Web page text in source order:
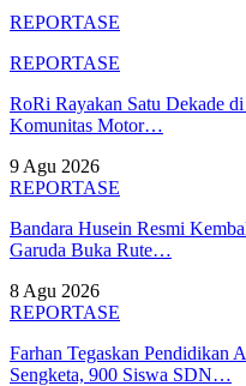
REPORTASE
REPORTASE
RoRi Rayakan Satu Dekade
Komunitas Motor…
9 Agu 2026
REPORTASE
Bandara Husein Resmi
Garuda Buka Rute…
8 Agu 2026
REPORTASE
Farhan Tegaskan Pendidikan
Sengketa, 900 Siswa SDN…